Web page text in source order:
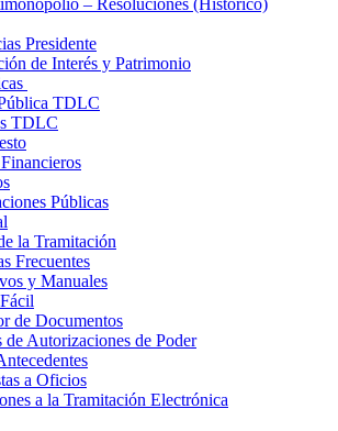
– Resoluciones (Histórico)
Presidente
de Interés y Patrimonio
TDLC
TDLC
Públicas
la Tramitación
Frecuentes
y Manuales
de Documentos
de Autorizaciones de Poder
a Oficios
a la Tramitación Electrónica